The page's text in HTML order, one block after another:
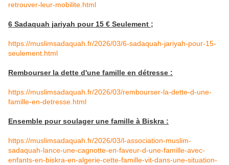
retrouver-leur-mobilite.html
6 Sadaquah jariyah pour 15 € Seulement ;
https://muslimsadaquah.fr/2026/03/6-sadaquah-jariyah-pour-15-
seulement.html
Rembourser la dette d'une famille en détresse :
https://muslimsadaquah.fr/2026/03/rembourser-la-dette-d-une-
famille-en-detresse.html
Ensemble pour soulager une famille à Biskra :
https://muslimsadaquah.fr/2026/03/l-association-muslim-
sadaquah-lance-une-cagnotte-en-faveur-d-une-famille-avec-
enfants-en-biskra-en-algerie-cette-famille-vit-dans-une-situation-